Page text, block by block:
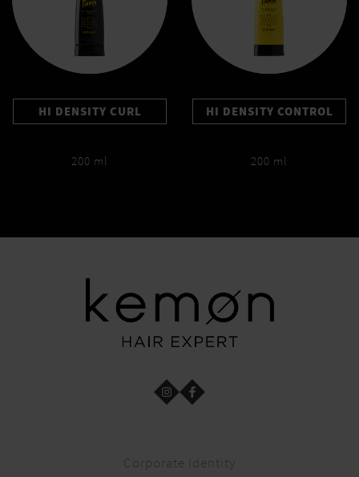
HI DENSITY CURL
200 ml
HI DENSITY CONTROL
200 ml
Corporate Identity